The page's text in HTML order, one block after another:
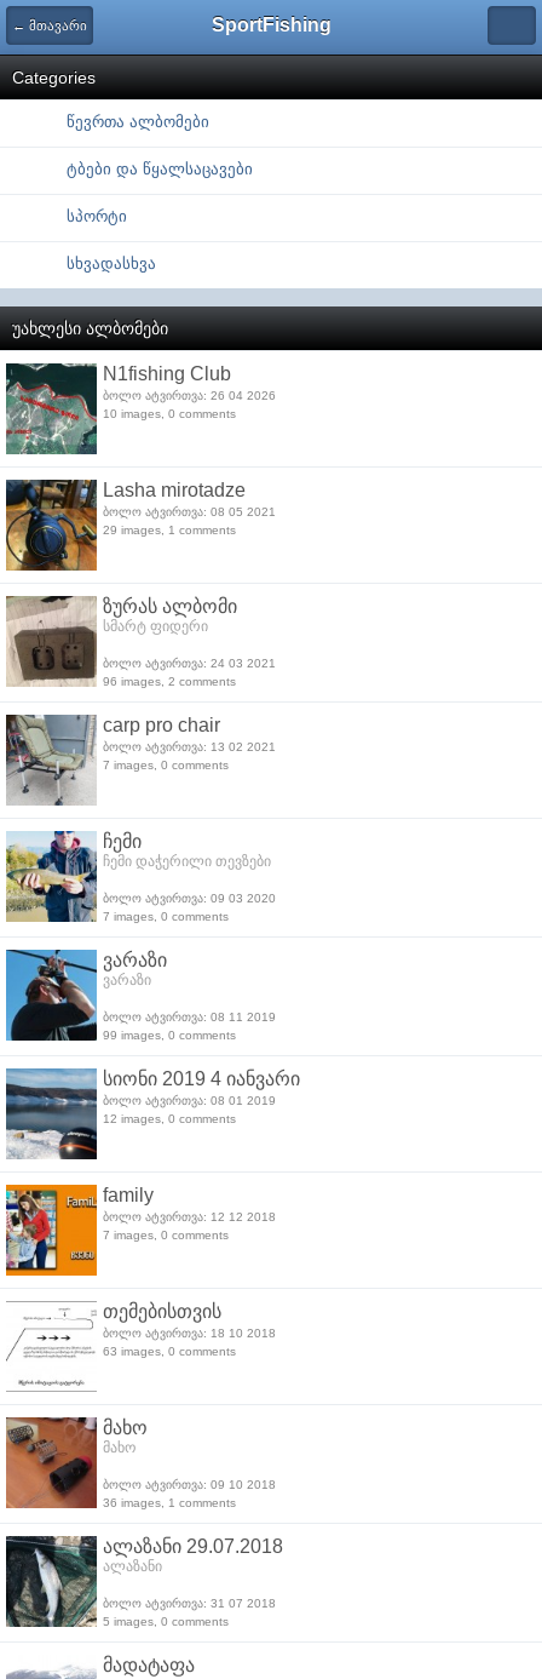
← მთავარი SportFishing
Categories
წევრთა ალბომები
ტბები და წყალსაცავები
სპორტი
სხვადასხვა
უახლესი ალბომები
N1fishing Club
ბოლო ატვირთვა: 26 04 2026
10 images, 0 comments
Lasha mirotadze
ბოლო ატვირთვა: 08 05 2021
29 images, 1 comments
ზურას ალბომი
სმარტ ფიდერი
ბოლო ატვირთვა: 24 03 2021
96 images, 2 comments
carp pro chair
ბოლო ატვირთვა: 13 02 2021
7 images, 0 comments
ჩემი
ჩემი დაჭერილი თევზები
ბოლო ატვირთვა: 09 03 2020
7 images, 0 comments
ვარაზი
ვარაზი
ბოლო ატვირთვა: 08 11 2019
99 images, 0 comments
სიონი 2019 4 იანვარი
ბოლო ატვირთვა: 08 01 2019
12 images, 0 comments
family
ბოლო ატვირთვა: 12 12 2018
7 images, 0 comments
თემებისთვის
ბოლო ატვირთვა: 18 10 2018
63 images, 0 comments
მახო
მახო
ბოლო ატვირთვა: 09 10 2018
36 images, 1 comments
ალაზანი 29.07.2018
ალაზანი
ბოლო ატვირთვა: 31 07 2018
5 images, 0 comments
მადატაფა